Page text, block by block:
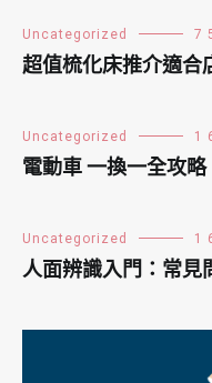
Uncategorized 7
超值梳化床推介適合
Uncategorized 1
電動車 一換一全攻
Uncategorized 1
人面辨識入門：常見